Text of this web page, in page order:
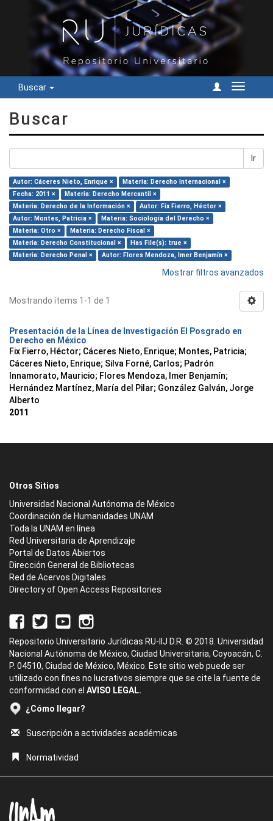
Buscar
Cambiar
Buscar
Ir
Autor: Cáceres Nieto, Enrique ×
Materia: Derecho Internacional ×
Fecha: 2011 ×
Materia: Derecho Mercantil ×
Materia: Derecho de la Información ×
Autor: Fix Fierro, Héctor ×
Autor: Montes, Patricia ×
Materia: Sociología del Derecho ×
Materia: Otro ×
Materia: Derecho Fiscal ×
Materia: Derecho Constitucional ×
Has File(s): true ×
Materia: Derecho Penal ×
Autor: Flores Mendoza, Imer Benjamín ×
Mostrar filtros avanzados
Mostrando ítems 1-1 de 1
Presentación de la Línea de Investigación El Posgrado en
Derecho en México
Fix Fierro, Héctor; Cáceres Nieto, Enrique; Montes, Patricia;
Cáceres Nieto, Enrique; Silva Forné, Carlos; Padrón
Innamorato, Mauricio; Flores Mendoza, Imer Benjamín;
Hernández Martínez, María del Pilar; González Galván, Jorge
Alberto
2011
Otros Sitios
Universidad Nacional Autónoma de México
Coordinación de Humanidades UNAM
Toda la UNAM en línea
Red Universitaria de Aprendizaje
Portal de Datos Abiertos
Dirección General de Bibliotecas
Red de Acervos Digitales
Directory of Open Access Repositories
Repositorio Universitario Jurídicas RU-IIJ D.R. © 2018. Universidad
Nacional Autónoma de México, Ciudad Universitaria, Coyoacán, C.
P. 04510, Ciudad de México, México. Este sitio web puede ser
utilizado con fines no lucrativos siempre que se cite la fuente de
conformidad con el AVISO LEGAL.
¿Cómo llegar?
Suscripción a actividades académicas
Normatividad